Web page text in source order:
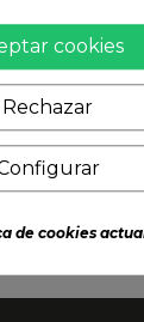
Sake frío
8,59 €
cookies
Rechazar
de cookies